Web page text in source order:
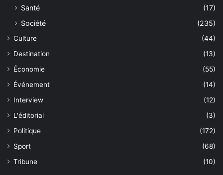
Santé
(17)
Société
(235)
Culture
(44)
Destination
(13)
Économie
(55)
Événement
(14)
Interview
(12)
L'éditorial
(3)
Politique
(172)
Sport
(68)
Tribune
(10)